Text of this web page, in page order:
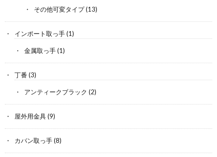
その他可変タイプ(13)
インポート取っ手(1)
金属取っ手(1)
丁番 (3)
アンティークブラック (2)
屋外用金具(9)
カバン取っ手(8)